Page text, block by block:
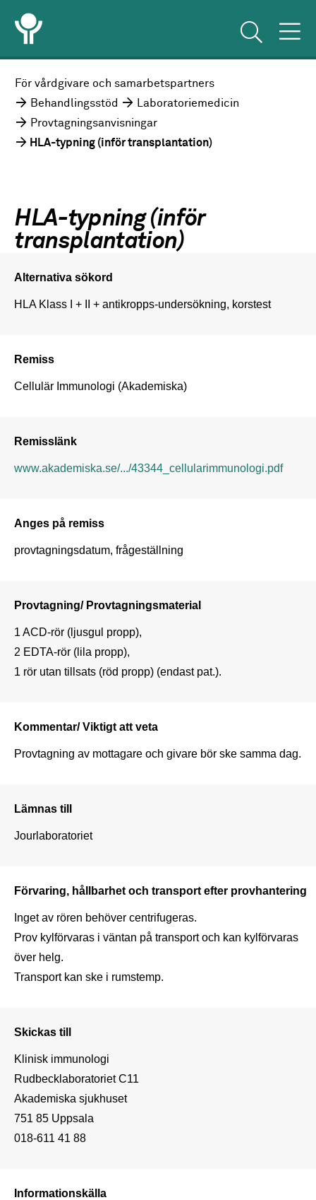
För vårdgivare och samarbetspartners
Behandlingsstöd
Laboratoriemedicin
Provtagningsanvisningar
HLA-typning (inför transplantation)
HLA-typning (inför
transplantation)
Alternativa sökord
HLA Klass I + II + antikropps-undersökning, korstest
Remiss
Cellulär Immunologi (Akademiska)
Remisslänk
www.akademiska.se/.../43344_cellularimmunologi.pdf
Anges på remiss
provtagningsdatum, frågeställning
Provtagning/ Provtagningsmaterial
1 ACD-rör (ljusgul propp),
2 EDTA-rör (lila propp),
1 rör utan tillsats (röd propp) (endast pat.).
Kommentar/ Viktigt att veta
Provtagning av mottagare och givare bör ske samma dag.
Lämnas till
Jourlaboratoriet
Förvaring, hållbarhet och transport efter provhantering
Inget av rören behöver centrifugeras.
Prov kylförvaras i väntan på transport och kan kylförvaras
över helg.
Transport kan ske i rumstemp.
Skickas till
Klinisk immunologi
Rudbecklaboratoriet C11
Akademiska sjukhuset
751 85 Uppsala
018-611 41 88
Informationskälla